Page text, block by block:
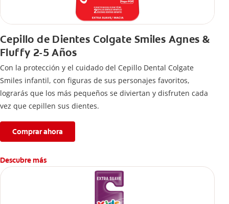
Cepillo de Dientes Colgate Smiles Agnes &
Fluffy 2-5 Años
Con la protección y el cuidado del Cepillo Dental Colgate
Smiles infantil, con figuras de sus personajes favoritos,
lograrás que los más pequeños se diviertan y disfruten cada
vez que cepillen sus dientes.
Comprar ahora
Descubre más